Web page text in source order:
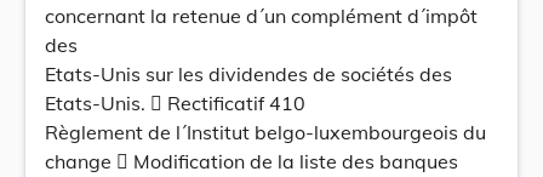
concernant la retenue d´un complément d´impôt
des
Etats-Unis sur les dividendes de sociétés des
Etats-Unis.  Rectificatif 410
Règlement de l´Institut belgo-luxembourgeois du
change  Modification de la liste des banques